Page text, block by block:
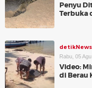
Penyu
Terbuka
detikNews
Rabu, 05
Video:
di Berau